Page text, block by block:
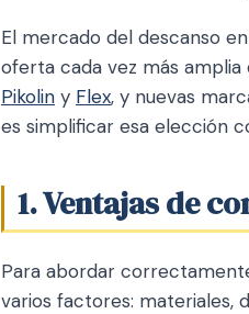
El mercado del descanso
oferta cada vez más
Pikolin y Flex, y nuevas
es simplificar esa elección
1. Ventajas de
Para abordar
varios factores: materiales,